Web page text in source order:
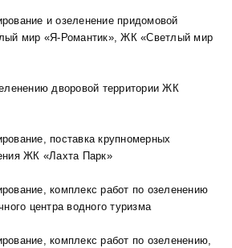
и озеленение придомовой
мир «Я-Романтик», ЖК «Светлый мир
дворовой территории ЖК
поставка крупномерных
ЖК «Лахта Парк»
комплекс работ по озеленению
центра водного туризма
комплекс работ по озеленению,